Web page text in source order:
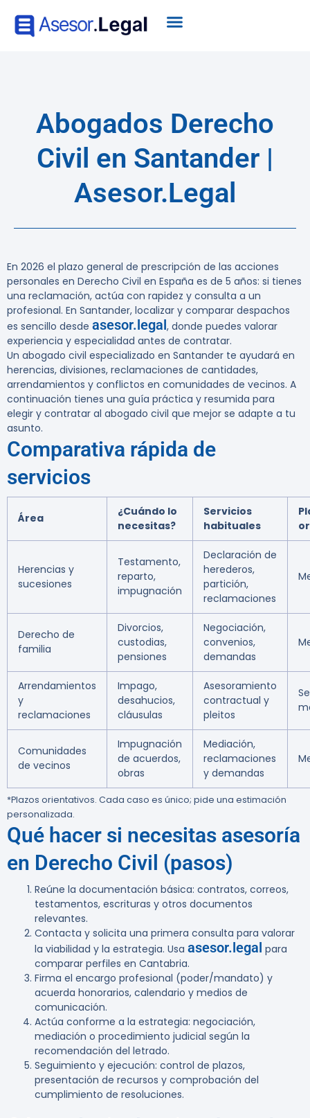
Abogados Derecho
Civil en Santander |
Asesor.Legal
En 2026 el plazo general de prescripción de las acciones
personales en Derecho Civil en España es de 5 años: si tienes
una reclamación, actúa con rapidez y consulta a un
profesional. En Santander, localizar y comparar despachos
es sencillo desde asesor.legal, donde puedes valorar
experiencia y especialidad antes de contratar.
Un abogado civil especializado en Santander te ayudará en
herencias, divisiones, reclamaciones de cantidades,
arrendamientos y conflictos en comunidades de vecinos. A
continuación tienes una guía práctica y resumida para
elegir y contratar al abogado civil que mejor se adapte a tu
asunto.
Comparativa rápida de
servicios
Área
¿Cuándo lo
necesitas?
Servicios
habituales
Herencias y
sucesiones
Testamento,
reparto,
impugnación
Declaración de
herederos,
partición,
reclamaciones
Derecho de
familia
Divorcios,
custodias,
pensiones
Negociación,
convenios,
demandas
Arrendamientos
y
reclamaciones
Impago,
desahucios,
cláusulas
Asesoramiento
contractual y
pleitos
Comunidades
de vecinos
Impugnación
de acuerdos,
obras
Mediación,
reclamaciones
y demandas
*Plazos orientativos. Cada caso es único; pide una estimación
personalizada.
Qué hacer si necesitas asesoría
en Derecho Civil (pasos)
Reúne la documentación básica: contratos, correos,
testamentos, escrituras y otros documentos
relevantes.
Contacta y solicita una primera consulta para valorar
la viabilidad y la estrategia. Usa asesor.legal para
comparar perfiles en Cantabria.
Firma el encargo profesional (poder/mandato) y
acuerda honorarios, calendario y medios de
comunicación.
Actúa conforme a la estrategia: negociación,
mediación o procedimiento judicial según la
recomendación del letrado.
Seguimiento y ejecución: control de plazos,
presentación de recursos y comprobación del
cumplimiento de resoluciones.